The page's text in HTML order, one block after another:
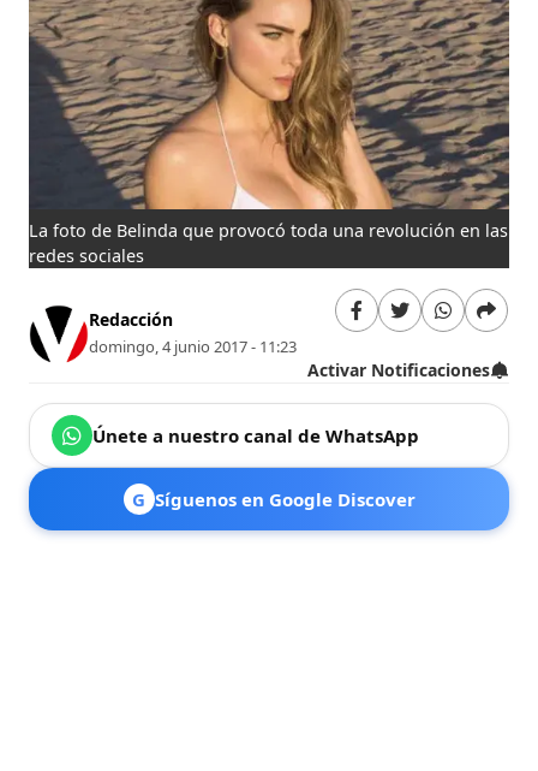
La foto de Belinda que provocó toda una revolución en las
redes sociales
Redacción
domingo, 4 junio 2017 - 11:23
Activar Notificaciones
Únete a nuestro canal de WhatsApp
G Síguenos en Google Discover